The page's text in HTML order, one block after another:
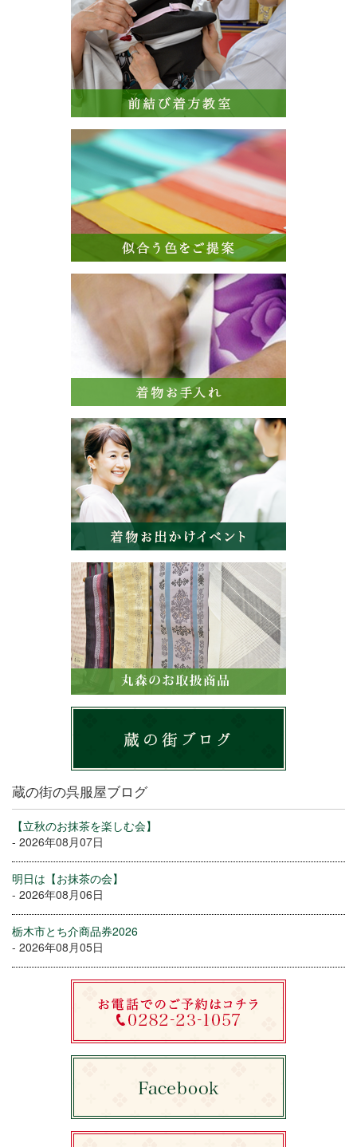
蔵の街の呉服屋ブログ
【立秋のお抹茶を楽しむ会】
- 2026年08月07日
明日は【お抹茶の会】
- 2026年08月06日
栃木市とち介商品券2026
- 2026年08月05日